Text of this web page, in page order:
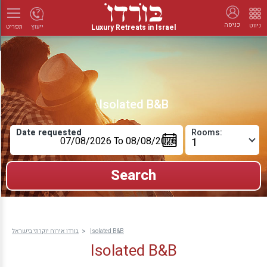
תפריט Luxury Retreats in Israel כניסה ניווט ייעוץ
Isolated B&B
Date requested Rooms:
בורדו אירוח יוקרתי בישראל Isolated B&B
Isolated B&B